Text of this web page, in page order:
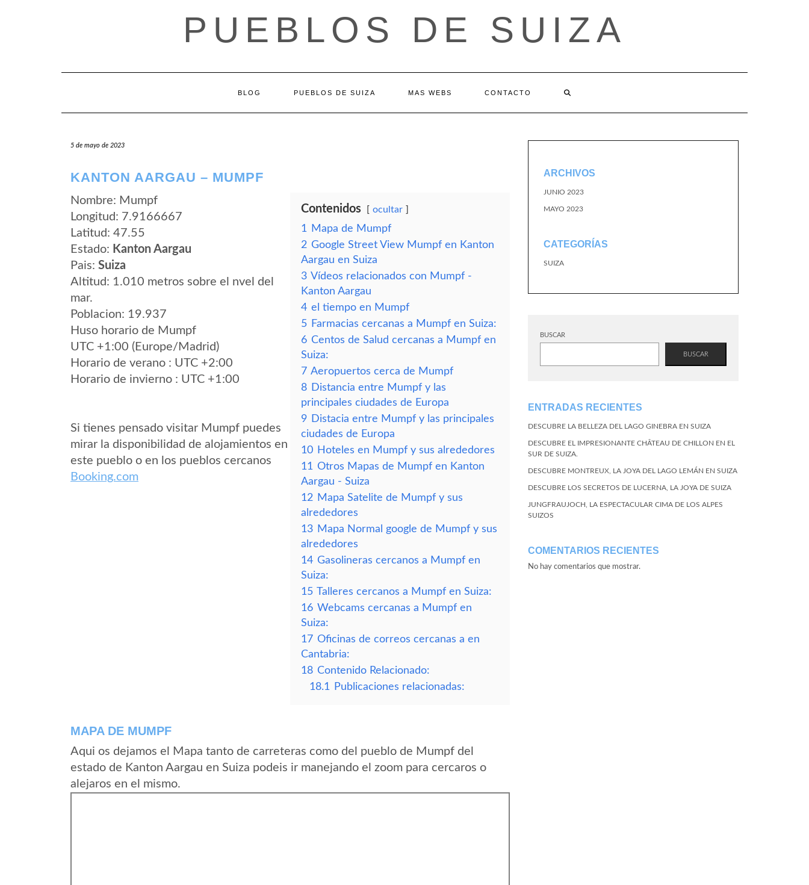
PUEBLOS DE SUIZA
BLOG PUEBLOS DE SUIZA MAS WEBS CONTACTO
5 de mayo de 2023
KANTON AARGAU – MUMPF
Nombre: Mumpf
Longitud: 7.9166667
Latitud: 47.55
Estado: Kanton Aargau
Pais: Suiza
Altitud: 1.010 metros sobre el nvel del
mar.
Poblacion: 19.937
Huso horario de Mumpf
UTC +1:00 (Europe/Madrid)
Horario de verano : UTC +2:00
Horario de invierno : UTC +1:00
Si tienes pensado visitar Mumpf puedes
mirar la disponibilidad de alojamientos en
este pueblo o en los pueblos cercanos
Booking.com
Contenidos ocultar
1
Mapa de Mumpf
2 Google Street View Mumpf en Kanton
Aargau en Suiza
3 Vídeos relacionados con Mumpf -
Kanton Aargau
4 el tiempo en Mumpf
5 Farmacias cercanas a Mumpf en Suiza:
6 Centos de Salud cercanas a Mumpf en
Suiza:
7 Aeropuertos cerca de Mumpf
8 Distancia entre Mumpf y las
principales ciudades de Europa
9 Distacia entre Mumpf y las principales
ciudades de Europa
10 Hoteles en Mumpf y sus alrededores
11 Otros Mapas de Mumpf en Kanton
Aargau - Suiza
12 Mapa Satelite de Mumpf y sus
alrededores
13 Mapa Normal google de Mumpf y sus
alrededores
14 Gasolineras cercanos a Mumpf en
Suiza:
15 Talleres cercanos a Mumpf en Suiza:
16 Webcams cercanas a Mumpf en
Suiza:
17 Oficinas de correos cercanas a en
Cantabria:
18 Contenido Relacionado:
18.1
Publicaciones relacionadas:
MAPA DE MUMPF
Aqui os dejamos el Mapa tanto de carreteras como del pueblo de Mumpf del
estado de Kanton Aargau en Suiza podeis ir manejando el zoom para cercaros o
alejaros en el mismo.
ARCHIVOS
JUNIO 2023
MAYO 2023
CATEGORÍAS
SUIZA
BUSCAR
BUSCAR
ENTRADAS RECIENTES
DESCUBRE LA BELLEZA DEL LAGO GINEBRA EN SUIZA
DESCUBRE EL IMPRESIONANTE CHÂTEAU DE CHILLON EN EL
SUR DE SUIZA.
DESCUBRE MONTREUX, LA JOYA DEL LAGO LEMÁN EN SUIZA
DESCUBRE LOS SECRETOS DE LUCERNA, LA JOYA DE SUIZA
JUNGFRAUJOCH, LA ESPECTACULAR CIMA DE LOS ALPES
SUIZOS
COMENTARIOS RECIENTES
No hay comentarios que mostrar.